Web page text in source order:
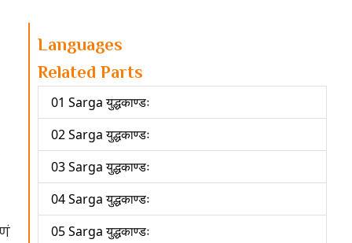
Languages
Related Parts
01 Sarga युद्धकाण्डः
02 Sarga युद्धकाण्डः
03 Sarga युद्धकाण्डः
04 Sarga युद्धकाण्डः
05 Sarga युद्धकाण्डः